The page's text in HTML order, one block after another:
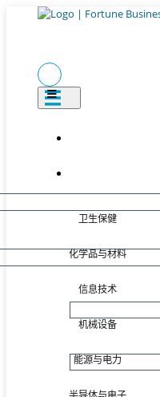
卫生保健
化学品与材料
信息技术
机械设备
能源与电力